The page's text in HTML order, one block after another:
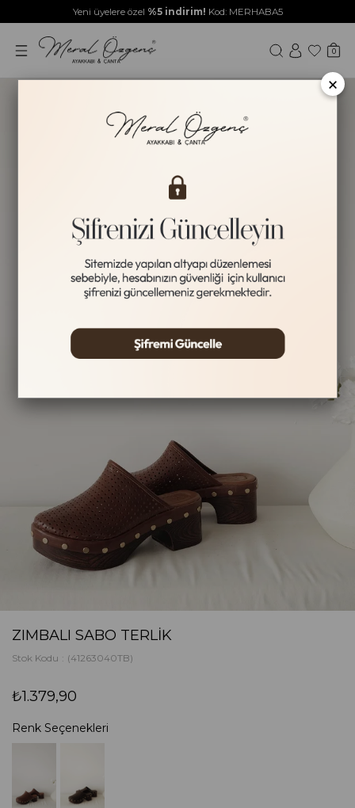
Yeni üyelere özel %5 indirim! Kod: MERHABA5
0
ZIMBALI SABO TERLIK
Stok Kodu (41263040TB)
₺1.379,90
Renk Seçenekleri
×